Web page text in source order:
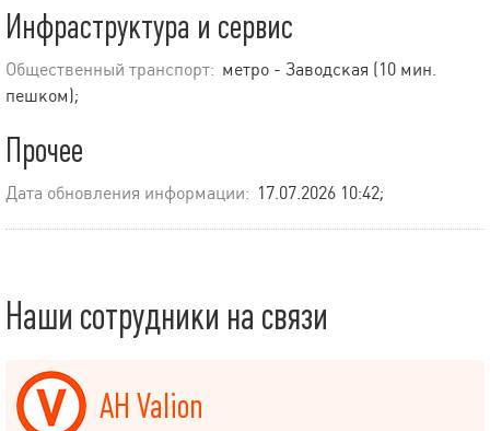
Инфраструктура и сервис
Общественный транспорт: метро - Заводская (10 мин.
пешком);
Прочее
Дата обновления информации: 17.07.2026 10:42;
Наши сотрудники на связи
АН Valion